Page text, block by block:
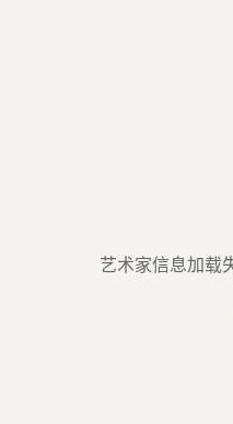
艺术家信息加载